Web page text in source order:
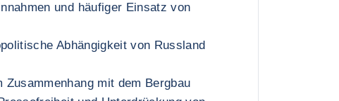
und häufiger Einsatz von
Abhängigkeit von Russland
Zusammenhang mit dem Bergbau